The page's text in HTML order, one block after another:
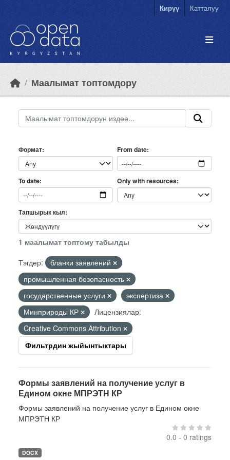
Кирүү Катталуу
Маалымат топтомдору
Формат From date
To date Only with resources
Тапшырык кыл
1 маалымат топтому табылды
Тэгдер:
бланки заявлений
промышленная безопасность
государственные услуги
экспертиза
Минприроды КР
Лицензиялар:
Creative Commons Attribution
Фильтрдин жыйынтыктары
Формы заявлений на получение услуг в
Едином окне МПРЭТН КР
Формы заявлений на получение услуг в Едином окне
МПРЭТН КР
0.0 - 0 ratings
DOCX